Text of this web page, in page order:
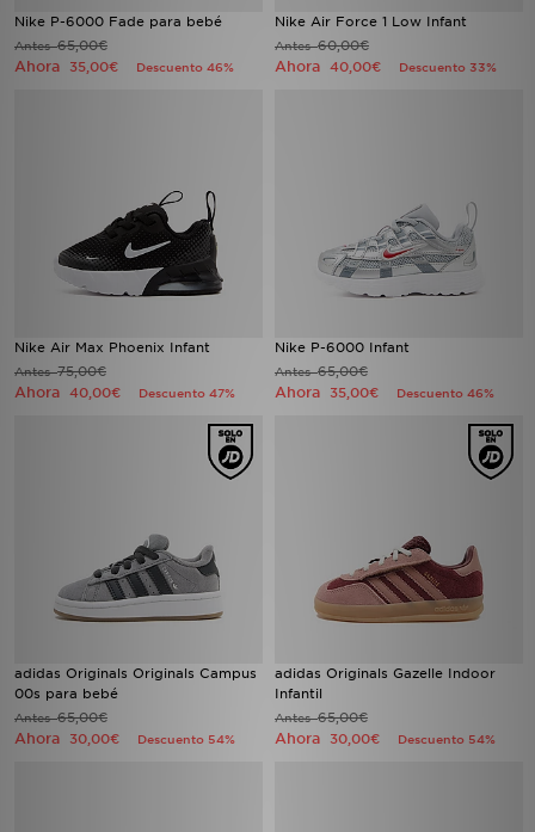
Nike P-6000 Fade para bebé
Antes65,00€
Ahora 35,00€ Descuento 46%
Nike Air Force 1 Low Infant
Antes60,00€
Ahora 40,00€ Descuento 33%
Nike Air Max Phoenix Infant
Antes75,00€
Ahora 40,00€ Descuento 47%
Nike P-6000 Infant
Antes65,00€
Ahora 35,00€ Descuento 46%
adidas Originals Originals Campus
00s para bebé
Antes65,00€
Ahora 30,00€ Descuento 54%
adidas Originals Gazelle Indoor
Infantil
Antes65,00€
Ahora 30,00€ Descuento 54%